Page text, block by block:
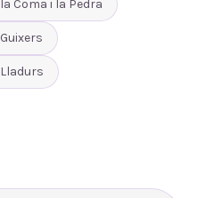
la Coma i la Pedra
Guixers
Lladurs